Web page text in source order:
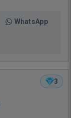
WhatsApp
3